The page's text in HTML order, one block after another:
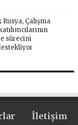
Çalışma
sürecini
İletişim